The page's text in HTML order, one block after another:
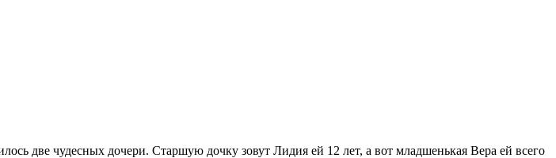
две чудесных дочери. Старшую дочку зовут Лидия ей 12 лет, а вот младшенькая Вера ей всего